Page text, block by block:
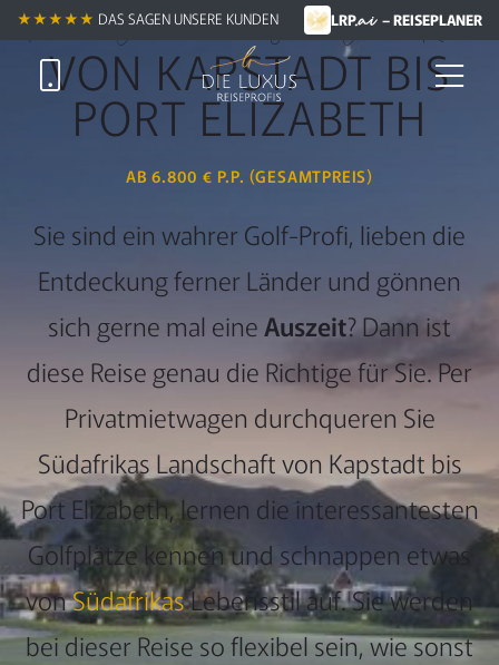
★★★★★ DAS SAGEN UNSERE KUNDEN LRP.ai – REISEPLANER
Private Golfreise entlang der Garten-Route
VON KAPSTADT BIS
PORT ELIZABETH
AB 6.800 € P.P. (GESAMTPREIS)
Sie sind ein wahrer Golf-Profi, lieben die
Entdeckung ferner Länder und gönnen
sich gerne mal eineAuszeit? Dann ist
diese Reise genau die Richtige für Sie. Per
Privatmietwagen durchqueren Sie
Südafrikas Landschaft von Kapstadt bis
Port Elizabeth, lernen die interessantesten
Golfplätze kennen und schnappen etwas
vonSüdafrikasLebensstil auf. Sie werden
bei dieser Reise so flexibel sein, wie sonst